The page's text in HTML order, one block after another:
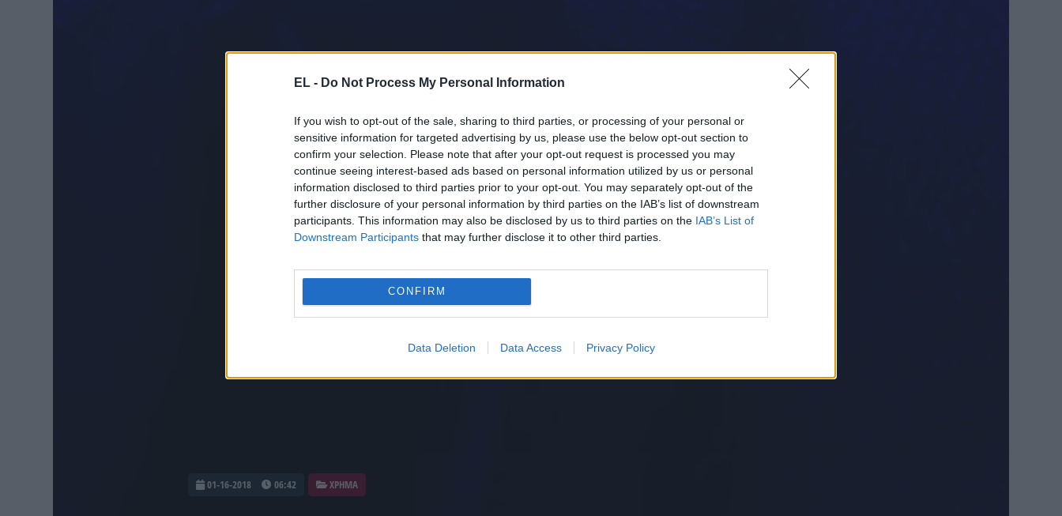
EL - Do Not Process My Personal Information
If you wish to opt-out of the sale, sharing to third parties, or processing of your personal or
sensitive information for targeted advertising by us, please use the below opt-out section to
confirm your selection. Please note that after your opt-out request is processed you may
continue seeing interest-based ads based on personal information utilized by us or personal
information disclosed to third parties prior to your opt-out. You may separately opt-out of the
further disclosure of your personal information by third parties on the IAB’s list of downstream
participants. This information may also be disclosed by us to third parties on the IAB’s List of
Downstream Participants that may further disclose it to other third parties.
CONFIRM
Data Deletion Data Access Privacy Policy
01-16-2018 06:42 ΧΡΗΜΑ